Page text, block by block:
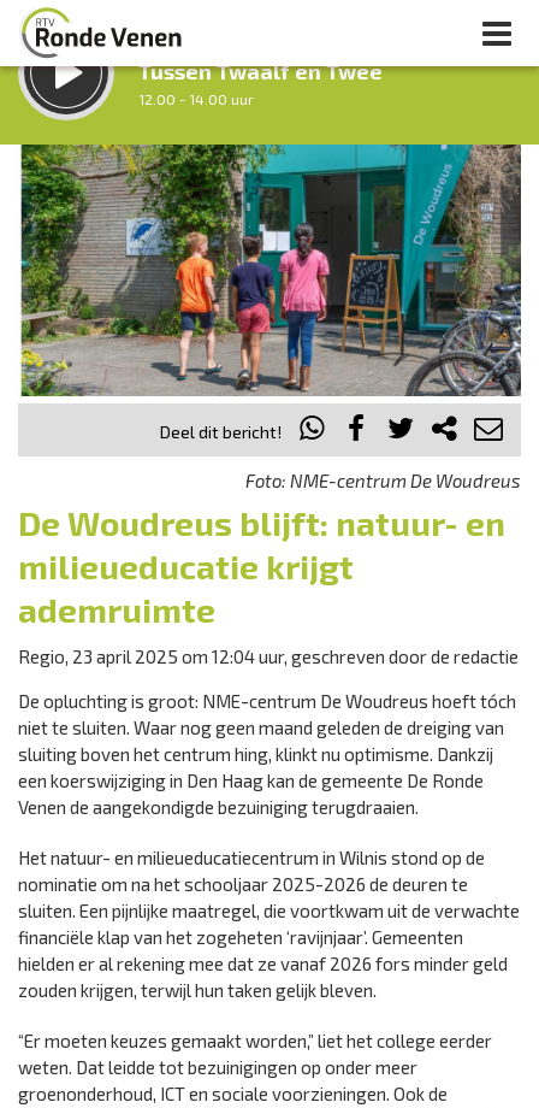
LUISTER LIVE:
Tussen Twaalf en Twee
12.00 - 14.00 uur
STRAKS:
Middag Venen
14.00 - 18.00 uur
Vorig uur
uur 1 van 0 Volgend uur
Inklappen
Deel dit bericht!
Foto: NME-centrum De Woudreus
De Woudreus blijft: natuur- en
milieueducatie krijgt
ademruimte
Regio, 23 april 2025 om 12:04 uur, geschreven door de redactie
De opluchting is groot: NME-centrum De Woudreus hoeft tóch
niet te sluiten. Waar nog geen maand geleden de dreiging van
sluiting boven het centrum hing, klinkt nu optimisme. Dankzij
een koerswijziging in Den Haag kan de gemeente De Ronde
Venen de aangekondigde bezuiniging terugdraaien.
Het natuur- en milieueducatiecentrum in Wilnis stond op de
nominatie om na het schooljaar 2025-2026 de deuren te
sluiten. Een pijnlijke maatregel, die voortkwam uit de verwachte
financiële klap van het zogeheten ‘ravijnjaar’. Gemeenten
hielden er al rekening mee dat ze vanaf 2026 fors minder geld
zouden krijgen, terwijl hun taken gelijk bleven.
“Er moeten keuzes gemaakt worden,” liet het college eerder
weten. Dat leidde tot bezuinigingen op onder meer
groenonderhoud, ICT en sociale voorzieningen. Ook de